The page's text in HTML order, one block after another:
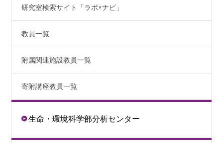
研究室検索サイト「ラボ×ナビ」
教員一覧
附属関連施設教員一覧
寄附講座教員一覧
生命・環境科学部分析センター